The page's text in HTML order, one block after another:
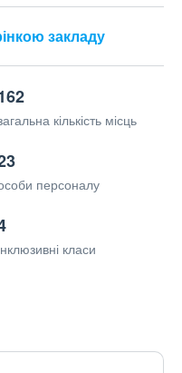
закладу
кількість місць
персоналу
класи